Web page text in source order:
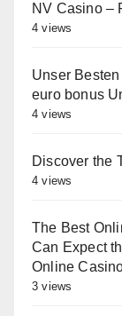
NV Casino –
4 views
Unser
euro bonus
4 views
Discover the
4 views
The Best
Can Expect
Online
3 views